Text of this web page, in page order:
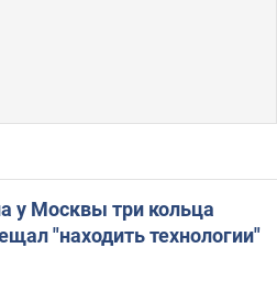
у Москвы три кольца
"находить технологии"